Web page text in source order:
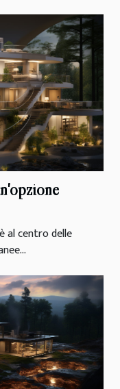
al centro delle